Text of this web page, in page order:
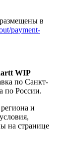
в
payment-
WIP
по Санкт-
по России.
и
на странице